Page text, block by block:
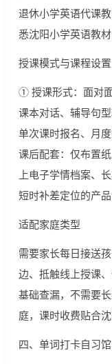
退休小学英语代课
悉沈阳小学英语教
授课模式与课程设置
① 授课形式：面对
课本对话、辅导句
单次课时报名、月
课后配套：仅布置
上电子学情档案、
短时补差定位的产
适配家庭类型
需要家长每日接送
边、抵触线上授课
基础查漏，不需要
庭，课时收费贴合
四、单词打卡自习